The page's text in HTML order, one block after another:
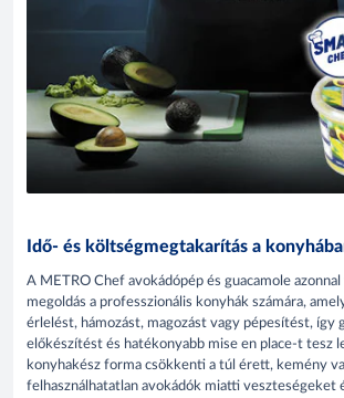
Idő- és költségmegtakarítás a
A METRO Chef avokádópép és guacamole
megoldás a professzionális konyhák számára,
érlelést, hámozást, magozást vagy pépesítést, így
előkészítést és hatékonyabb mise en place-t tesz
konyhakész forma csökkenti a túl érett, kemény
felhasználhatatlan avokádók miatti veszteségeket